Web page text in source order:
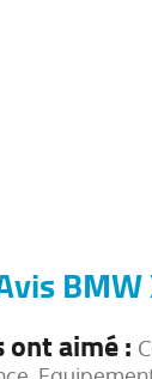
BMW
ont aimé :